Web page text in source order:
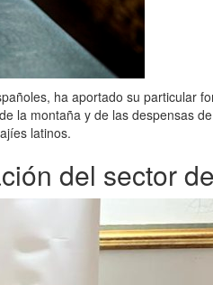
ha aportado su particular
la montaña y de las despensas
latinos.
del sector